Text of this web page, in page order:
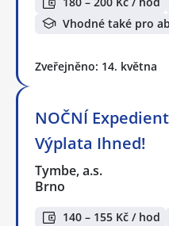
Vhodné také pro
Zveřejněno: 14. května
NOČNÍ
Výplata Ihned!
Tymbe, a.s.
Brno
140 – 155 Kč / hod